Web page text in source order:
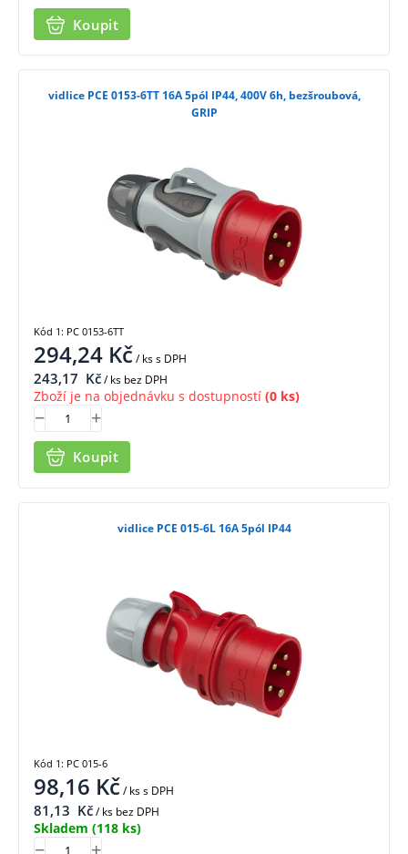
Koupit
vidlice PCE 0153-6TT 16A 5pól IP44, 400V 6h, bezšroubová,
GRIP
294,24 Kč/ kss DPH
243,17 Kč/ ks bez DPH
Zboží je na objednávku s dostupností (0 ks)
Koupit
Kód 1: PC 0153-6TT
vidlice PCE 015-6L 16A 5pól IP44
98,16 Kč/ kss DPH
81,13 Kč/ ks bez DPH
Skladem (118 ks)
Kód 1: PC 015-6